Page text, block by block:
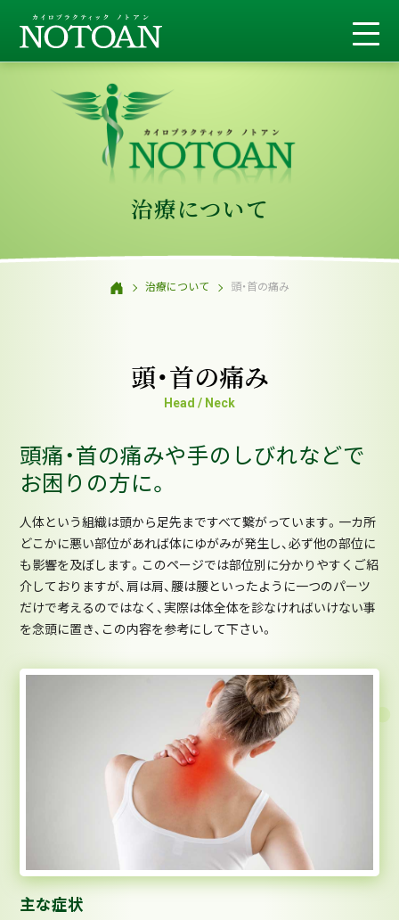
治療について
治療について 頭・首の痛み
頭・首の痛み
Head / Neck
頭痛・首の痛みや手のしびれなどで
お困りの方に。
人体という組織は頭から足先まですべて繋がっています。一カ所
どこかに悪い部位があれば体にゆがみが発生し、必ず他の部位に
も影響を及ぼします。このページでは部位別に分かりやすくご紹
介しておりますが、肩は肩、腰は腰といったように一つのパーツ
だけで考えるのではなく、実際は体全体を診なければいけない事
を念頭に置き、この内容を参考にして下さい。
主な症状